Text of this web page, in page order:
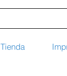
Tienda